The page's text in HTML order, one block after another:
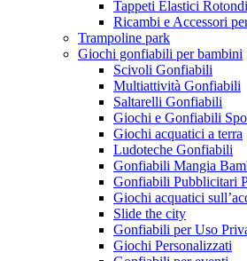
Tappeti Elastici Rotondi
Ricambi e Accessori
Trampoline park
Giochi gonfiabili per bambini
Scivoli Gonfiabili
Multiattività Gonfiabili
Saltarelli Gonfiabili
Giochi e Gonfiabili
Giochi acquatici a terra
Ludoteche Gonfiabili
Gonfiabili Mangia
Gonfiabili Pubblicitari
Giochi acquatici
Slide the city
Gonfiabili per Uso
Giochi Personalizzati